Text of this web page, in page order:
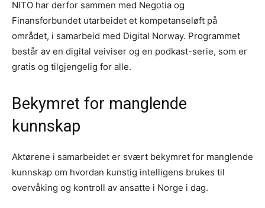
NITO har derfor sammen med Negotia og
Finansforbundet utarbeidet et kompetanseløft på
området, i samarbeid med Digital Norway. Programmet
består av en digital veiviser og en podkast-serie, som er
gratis og tilgjengelig for alle.
Bekymret for manglende
kunnskap
Aktørene i samarbeidet er svært bekymret for manglende
kunnskap om hvordan kunstig intelligens brukes til
overvåking og kontroll av ansatte i Norge i dag.